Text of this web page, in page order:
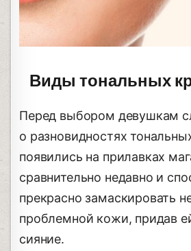
Виды тональных
Перед выбором девушкам
о разновидностях
появились на прилавках
сравнительно недавно и
прекрасно замаскировать
проблемной кожи, придав
сияние.